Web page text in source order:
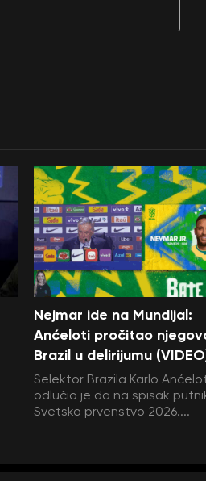
Nejmar ide na Mundijal:
Anćeloti pročitao
Brazil u delirijumu
Selektor Brazila Karlo
odlučio je da na spisak
Svetsko prvenstvo 2026....